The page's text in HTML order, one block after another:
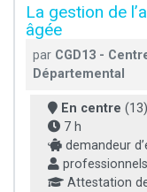
La gestion de
âgée
par CGD13 -
Départemental
En centre (13)
7 h
demandeur
Attestation